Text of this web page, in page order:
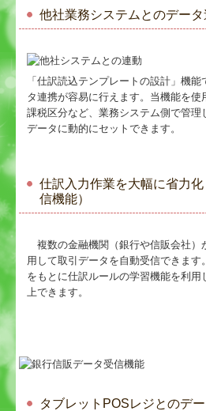
他社業務システムとのデー
「仕訳読込テンプレートの設計」機
タ連携が容易に行えます。当機能を
課税区分など、業務システム側で管理
データに動的にセットできます。
仕訳入力作業を大幅に省力
信機能）
複数の金融機関（銀行や信販会社）
用して取引データを自動受信できます
をもとに仕訳ルールの学習機能を利用
上できます。
タブレットPOSレジとのデ